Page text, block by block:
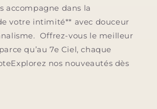
accompagne dans la
votre intimité** avec douceur
Offrez-vous le meilleur
qu’au 7e Ciel, chaque
nos nouveautés dès